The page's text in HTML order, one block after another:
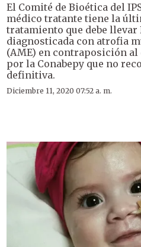
El Comité de Bioética del
médico tratante tiene la
tratamiento que debe llevar
diagnosticada con atrofia
(AME) en contraposición
por la Conabepy que no
definitiva.
Diciembre 11, 2020 07:52 a. m.